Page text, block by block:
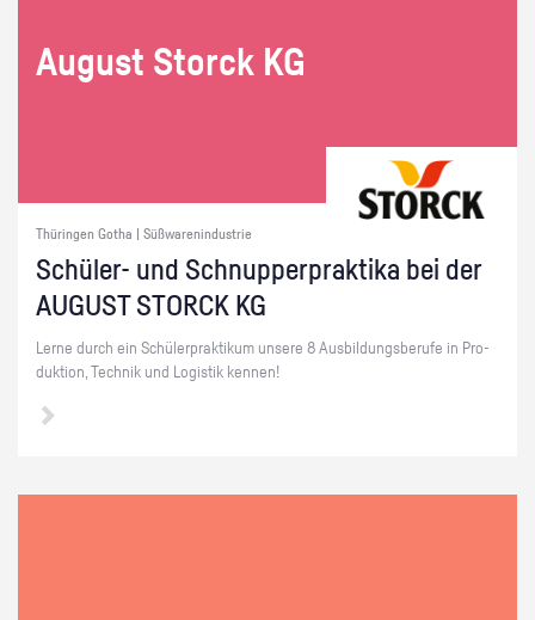
Au­gust Storck KG
Thüringen Gotha | Süßwarenindustrie
Schü­ler- und Schnup­per­prak­ti­ka bei der
AU­GUST STORCK KG
Lerne durch ein Schü­ler­prak­ti­kum un­se­re 8 Aus­bil­dungs­be­ru­fe in Pro­
duk­ti­on, Tech­nik und Lo­gis­tik ken­nen!